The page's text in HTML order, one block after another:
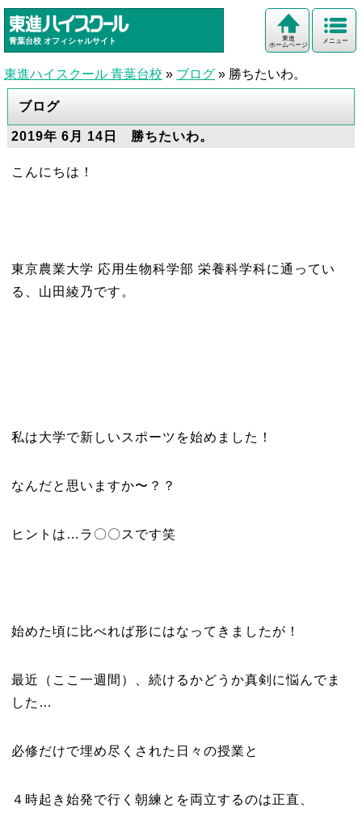
青葉台校 オフィシャルサイト メニュー
東進
ホームページ
東進ハイスクール 青葉台校 » ブログ » 勝ちたいわ。
ブログ
2019年 6月 14日 勝ちたいわ。
こんにちは！
東京農業大学 応用生物科学部 栄養科学科に通ってい
る、山田綾乃です。
私は大学で新しいスポーツを始めました！
なんだと思いますか〜？？
ヒントは…ラ〇〇スです笑
始めた頃に比べれば形にはなってきましたが！
最近（ここ一週間）、続けるかどうか真剣に悩んでま
した…
必修だけで埋め尽くされた日々の授業と
４時起き始発で行く朝練とを両立するのは正直、